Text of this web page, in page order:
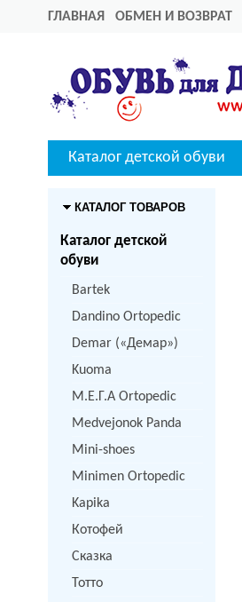
ГЛАВНАЯ ОБМЕН И ВОЗВРАТ
Каталог детской обуви
КАТАЛОГ ТОВАРОВ
Каталог детской
обуви
Bartek
Dandino Ortopedic
Demar («Демар»)
Kuoma
M.Е.Г.А Ortopedic
Medvejonok Panda
Mini-shoes
Minimen Ortopedic
Kapika
Котофей
Сказка
Тотто